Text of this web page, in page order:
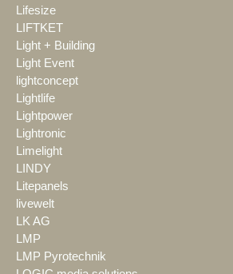
Lifesize
LIFTKET
Light + Building
Light Event
lightconcept
Lightlife
Lightpower
Lightronic
Limelight
LINDY
Litepanels
livewelt
LK AG
LMP
LMP Pyrotechnik